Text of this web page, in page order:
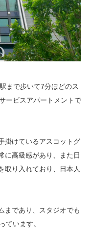
まで歩いて7分ほどのス
ービスアパートメントで
掛けているアスコットグ
に高級感があり、また日
取り入れており、日本人
まであり、スタジオでも
ています。